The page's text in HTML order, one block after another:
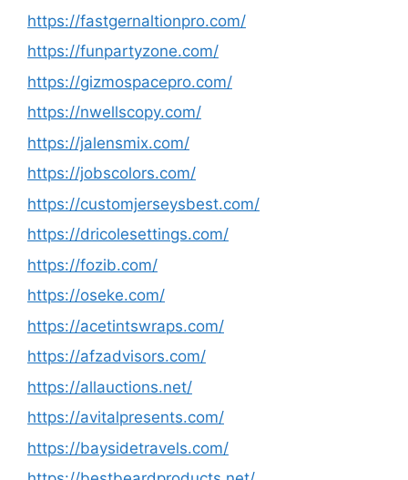
https://fastgernaltionpro.com/
https://funpartyzone.com/
https://gizmospacepro.com/
https://nwellscopy.com/
https://jalensmix.com/
https://jobscolors.com/
https://customjerseysbest.com/
https://dricolesettings.com/
https://fozib.com/
https://oseke.com/
https://acetintswraps.com/
https://afzadvisors.com/
https://allauctions.net/
https://avitalpresents.com/
https://baysidetravels.com/